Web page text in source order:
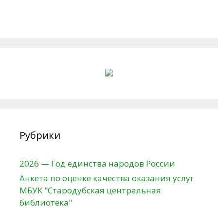
Рубрики
2026 — Год единства народов России
Анкета по оценке качества оказания услуг
МБУК "Стародубская центральная
библиотека"